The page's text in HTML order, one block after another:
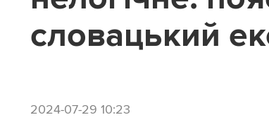
словацький
2024-07-29 10:23